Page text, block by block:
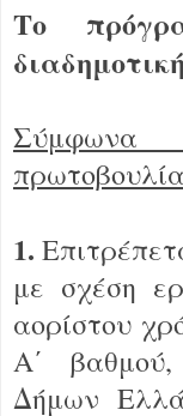
Το
Σύμφωνα
1.
με σχέση
αορίστου
Α΄
Δήμων